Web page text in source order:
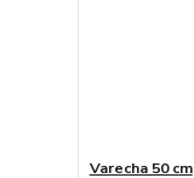
Varecha 50 cm